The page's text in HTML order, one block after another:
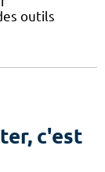
outils
c'est